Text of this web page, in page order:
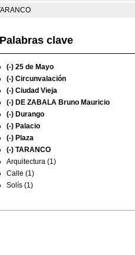
Palabras clave
(-) 25 de Mayo
(-) Circunvalación
(-) Ciudad Vieja
(-) DE ZABALA Bruno Mauricio
(-) Durango
(-) Palacio
(-) Plaza
(-) TARANCO
Arquitectura (1)
Calle (1)
Solís (1)